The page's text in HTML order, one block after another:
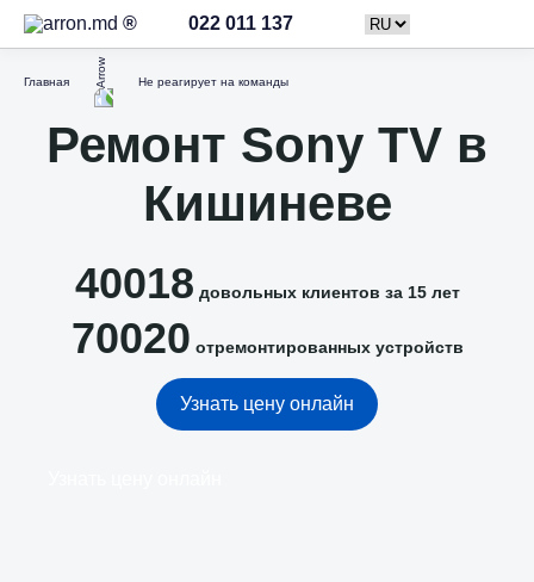
022 011 137
Главная Не реагирует на команды
Ремонт Sony TV в
Кишиневе
40018 довольных клиентов за 15 лет
70020 отремонтированных устройств
Узнать цену онлайн